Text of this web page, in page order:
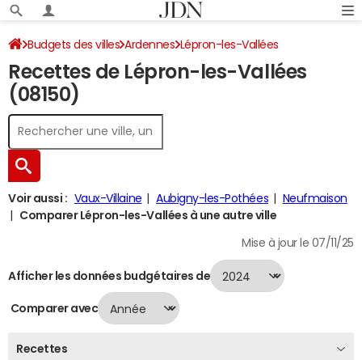
Budgets des villes Ardennes Lépron-les-Vallées
Recettes 2024
Recettes de Lépron-les-Vallées
(08150)
Voir aussi : Vaux-Villaine Aubigny-les-Pothées
Neufmaison
Comparer Lépron-les-Vallées à une autre ville
Mise à jour le 07/11/25
Afficher les données budgétaires de
Comparer avec
Recettes